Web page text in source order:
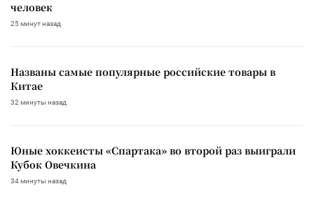
человек
25 минут назад
Названы самые популярные российские товары в
Китае
32 минуты назад
Юные хоккеисты «Спартака» во второй раз выиграли
Кубок Овечкина
34 минуты назад